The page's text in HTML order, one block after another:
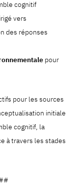
cognitif
vers
des réponses
pour
pour les sources
initiale
cognitif, la
à travers les stades